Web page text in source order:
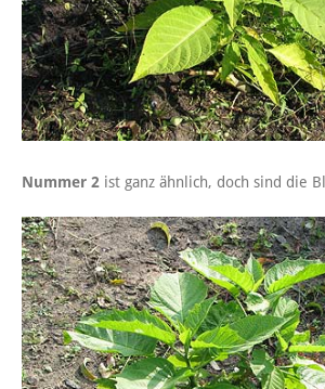
Nummer 2 ist ganz ähnlich, doch sind die